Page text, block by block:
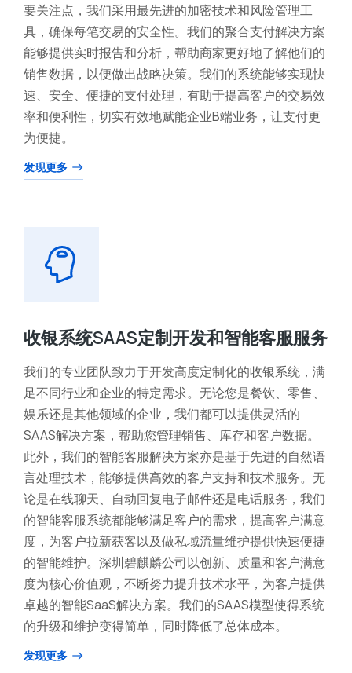
要关注点，我们采用最先进的加密技术和风险管理工
具，确保每笔交易的安全性。我们的聚合支付解决方案
能够提供实时报告和分析，帮助商家更好地了解他们的
销售数据，以便做出战略决策。我们的系统能够实现快
速、安全、便捷的支付处理，有助于提高客户的交易效
率和便利性，切实有效地赋能企业B端业务，让支付更
为便捷。
发现更多
收银系统SAAS定制开发和智能客服服务
我们的专业团队致力于开发高度定制化的收银系统，满
足不同行业和企业的特定需求。无论您是餐饮、零售、
娱乐还是其他领域的企业，我们都可以提供灵活的
SAAS解决方案，帮助您管理销售、库存和客户数据。
此外，我们的智能客服解决方案亦是基于先进的自然语
言处理技术，能够提供高效的客户支持和技术服务。无
论是在线聊天、自动回复电子邮件还是电话服务，我们
的智能客服系统都能够满足客户的需求，提高客户满意
度，为客户拉新获客以及做私域流量维护提供快速便捷
的智能维护。深圳碧麒麟公司以创新、质量和客户满意
度为核心价值观，不断努力提升技术水平，为客户提供
卓越的智能SaaS解决方案。我们的SAAS模型使得系统
的升级和维护变得简单，同时降低了总体成本。
发现更多